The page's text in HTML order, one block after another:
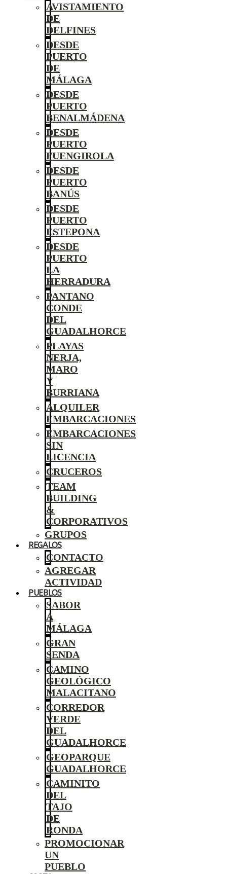
AVISTAMIENTO
DE
DELFINES
DESDE
PUERTO
DE
MÁLAGA
DESDE
PUERTO
BENALMÁDENA
DESDE
PUERTO
FUENGIROLA
DESDE
PUERTO
BANÚS
DESDE
PUERTO
ESTEPONA
DESDE
PUERTO
LA
HERRADURA
PANTANO
CONDE
DEL
GUADALHORCE
PLAYAS
NERJA,
MARO
Y
BURRIANA
ALQUILER
EMBARCACIONES
EMBARCACIONES
SIN
LICENCIA
CRUCEROS
TEAM
BUILDING
&
CORPORATIVOS
GRUPOS
REGALOS
CONTACTO
AGREGAR
ACTIVIDAD
PUEBLOS
SABOR
A
MÁLAGA
GRAN
SENDA
CAMINO
GEOLÓGICO
MALACITANO
CORREDOR
VERDE
DEL
GUADALHORCE
GEOPARQUE
GUADALHORCE
CAMINITO
DEL
TAJO
DE
RONDA
PROMOCIONAR
UN
PUEBLO